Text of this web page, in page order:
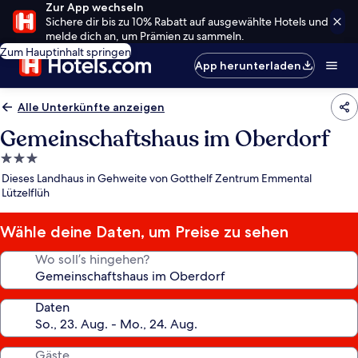
Zur App wechseln
Sichere dir bis zu 10% Rabatt auf ausgewählte Hotels und
melde dich an, um Prämien zu sammeln.
Zum Hauptinhalt springen
App herunterladen
Alle Unterkünfte anzeigen
Gemeinschaftshaus im Oberdorf
3.0-
Sterne-
Unterkunft
Dieses Landhaus in Gehweite von Gotthelf Zentrum Emmental
Lützelflüh
Wähle deine Daten, um Preise zu sehen
Wo soll’s hingehen?
Daten